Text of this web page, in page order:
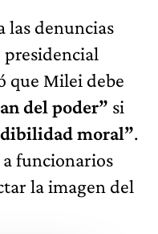
las denuncias
que Milei debe
del poder” si
moral”.
funcionarios
la imagen del